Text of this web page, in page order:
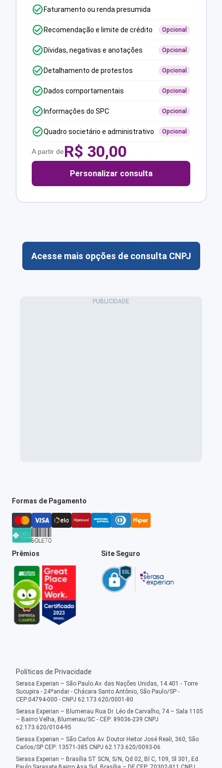
Faturamento ou renda presumida
Recomendação e limite de crédito Opcional
Dívidas, negativas e anotações Opcional
Detalhamento de protestos Opcional
Dados comportamentais Opcional
Informações do SPC Opcional
Quadro societário e administrativo Opcional
A partir deR$ 30,00
Personalizar consulta
Acesse mais opções de consulta CNPJ
Formas de Pagamento
Prêmios Site Seguro
Políticas de Privacidade
Serasa Experian – São Paulo Av. das Nações Unidas, 14.401 - Torre
Sucupira - 24ºandar - Chácara Santo Antônio, São Paulo/SP -
CEP:04794-000 - CNPJ 62.173.620/0001-80
Serasa Experian – Blumenau Rua Dr. Léo de Carvalho, 74 – Sala 1105
– Bairro Velha, Blumenau/SC - CEP: 89036-239 CNPJ
62.173.620/0104-95
Serasa Experian – São Carlos Av. Doutor Heitor José Reali, 360, São
Carlos/SP CEP: 13571-385 CNPJ 62.173.620/0093-06
Serasa Experian – Brasília ST SCN, S/N, Qd 02, Bl C, 109, Sl 301, Ed.